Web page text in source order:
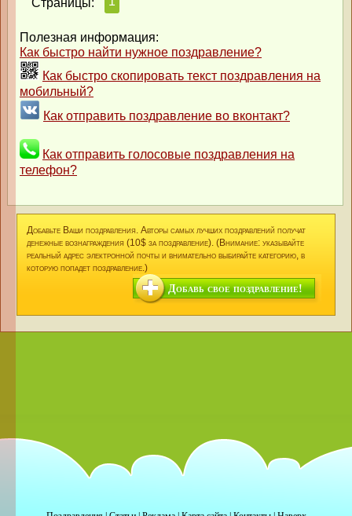
Страницы:
Полезная информация:
Как быстро найти нужное поздравление?
Как быстро скопировать текст поздравления на
мобильный?
Как отправить поздравление во вконтакт?
Как отправить голосовые поздравления на
телефон?
Добавьте Ваши поздравления. Авторы самых лучших поздравлений получат
денежные вознаграждения (10$ за поздравление). (Внимание: указывайте
реальный адрес электронной почты и внимательно выбирайте категорию, в
которую попадет поздравление.)
Добавь свое поздравление!